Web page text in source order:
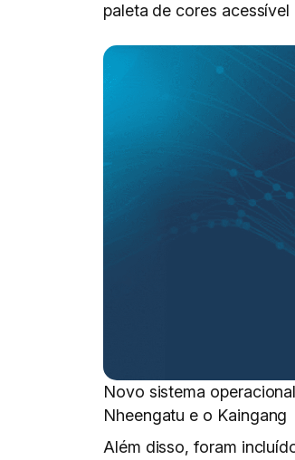
paleta de cores
Novo sistema
Nheengatu e o Kaingang
Além disso, foram